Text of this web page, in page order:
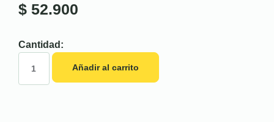
$ 52.900
Cantidad:
Añadir al carrito